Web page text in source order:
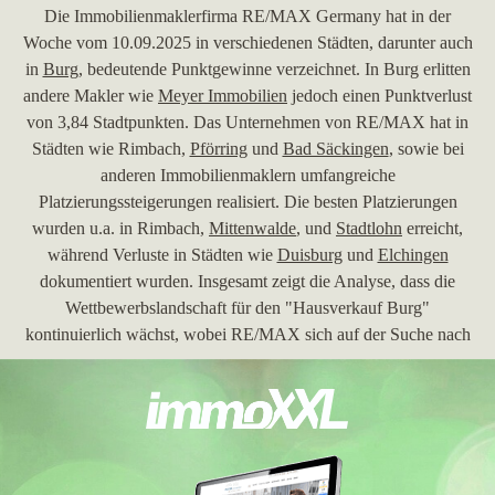
Die Immobilienmaklerfirma RE/MAX Germany hat in der
Woche vom 10.09.2025 in verschiedenen Städten, darunter auch
in Burg, bedeutende Punktgewinne verzeichnet. In Burg erlitten
andere Makler wie Meyer Immobilien jedoch einen Punktverlust
von 3,84 Stadtpunkten. Das Unternehmen von RE/MAX hat in
Städten wie Rimbach, Pförringund Bad Säckingen, sowie bei
anderen Immobilienmaklern umfangreiche
Platzierungssteigerungen realisiert. Die besten Platzierungen
wurden u.a. in Rimbach, Mittenwalde, und Stadtlohn erreicht,
während Verluste in Städten wie Duisburgund Elchingen
dokumentiert wurden. Insgesamt zeigt die Analyse, dass die
Wettbewerbslandschaft für den "Hausverkauf Burg"
kontinuierlich wächst, wobei RE/MAX sich auf der Suche nach
neuen Märkten agil positioniert hat.
26.08.2025